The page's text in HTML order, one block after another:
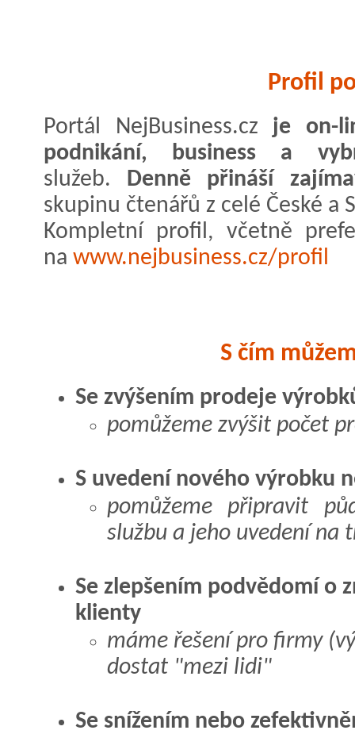
Profil
Portál NejBusiness.cz je on-
podnikání, business a
služeb.
Denně přináší
skupinu čtenářů z celé České a
Kompletní profil, včetně
na www.nejbusiness.cz/profil
S čím
Se zvýšením prodeje
pomůžeme zvýšit počet
S uvedení nového výrobku
pomůžeme připravit
službu a jeho uvedení na
Se zlepšením podvědomí o
klienty
máme řešení pro firmy
dostat "mezi lidi"
Se snížením nebo